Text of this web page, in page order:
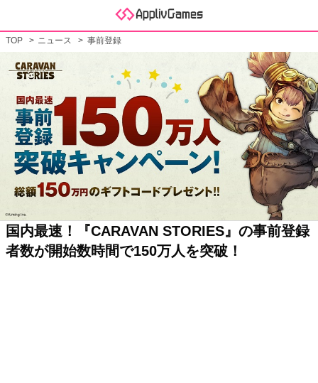
TOP ニュース 事前登録
国内最速！『CARAVAN STORIES』の事前登録
者数が開始数時間で150万人を突破！